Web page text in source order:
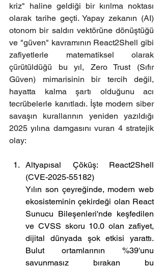
kriz" haline geldiği bir kırılma noktası
olarak tarihe geçti. Yapay zekanın (AI)
otonom bir saldırı vektörüne dönüştüğü
ve "güven" kavramının React2Shell gibi
zafiyetlerle matematiksel olarak
çürütüldüğü bu yıl, Zero Trust (Sıfır
Güven) mimarisinin bir tercih değil,
hayatta kalma şartı olduğunu acı
tecrübelerle kanıtladı. İşte modern siber
savaşın kurallarının yeniden yazıldığı
2025 yılına damgasını vuran 4 stratejik
olay:
Altyapısal Çöküş: React2Shell
(CVE-2025-55182)
Yılın son çeyreğinde, modern web
ekosisteminin çekirdeği olan React
Sunucu Bileşenleri'nde keşfedilen
ve CVSS skoru 10.0 olan zafiyet,
dijital dünyada şok etkisi yarattı.
Bulut ortamlarının %39'unu
savunmasız bırakan bu